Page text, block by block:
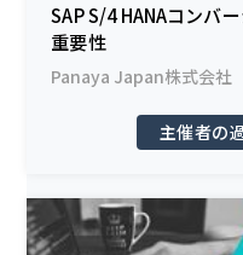
SAP S/4 HANAコンバ
重要性
Panaya Japan株式会社
主催者の